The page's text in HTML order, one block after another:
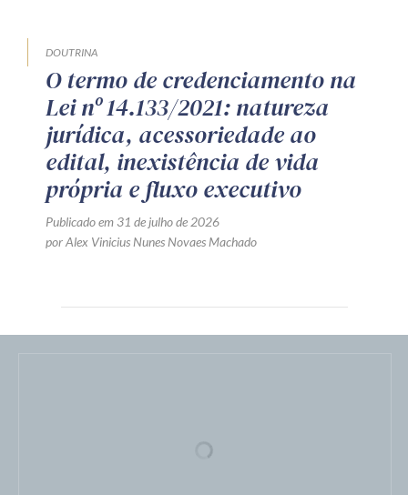
DOUTRINA
O termo de credenciamento na
Lei nº 14.133/2021: natureza
jurídica, acessoriedade ao
edital, inexistência de vida
própria e fluxo executivo
Publicado em 31 de julho de 2026
por Alex Vinicius Nunes Novaes Machado